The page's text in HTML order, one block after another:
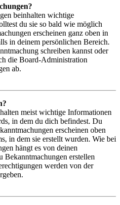
beinhalten wichtige
du sie so bald wie möglich
erscheinen ganz oben in
in deinem persönlichen Bereich.
schreiben kannst oder
die Board-Administration
ab.
meist wichtige Informationen
in dem du dich befindest. Du
erscheinen oben
in dem sie erstellt wurden. Wie bei
hängt es von deinen
Bekanntmachungen erstellen
werden von der